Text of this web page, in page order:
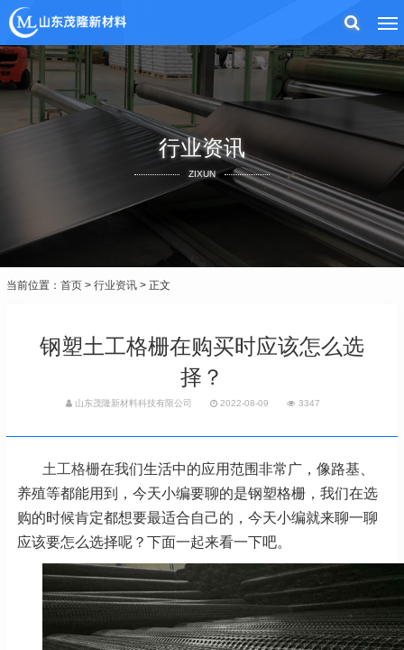
行业资讯
ZIXUN
当前位置： 首页 > 行业资讯 > 正文
钢塑土工格栅在购买时应该怎么选
择？
山东茂隆新材料科技有限公司 2022-08-09 3347
土工格栅在我们生活中的应用范围非常广，像路基、
养殖等都能用到，今天小编要聊的是钢塑格栅，我们在选
购的时候肯定都想要最适合自己的，今天小编就来聊一聊
应该要怎么选择呢？下面一起来看一下吧。